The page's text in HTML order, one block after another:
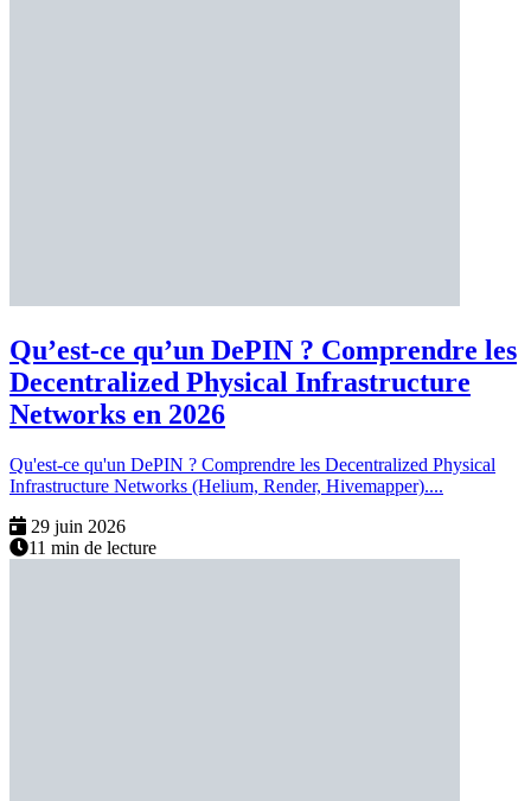
Qu’est-ce qu’un DePIN ? Comprendre les
Decentralized Physical Infrastructure
Networks en 2026
Qu'est-ce qu'un DePIN ? Comprendre les Decentralized Physical
Infrastructure Networks (Helium, Render, Hivemapper)....
29 juin 2026
11 min de lecture